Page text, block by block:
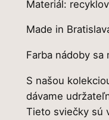
R
Materiál:
Made in
Farba nádoby
S našou
dávame
Tieto sviečky sú